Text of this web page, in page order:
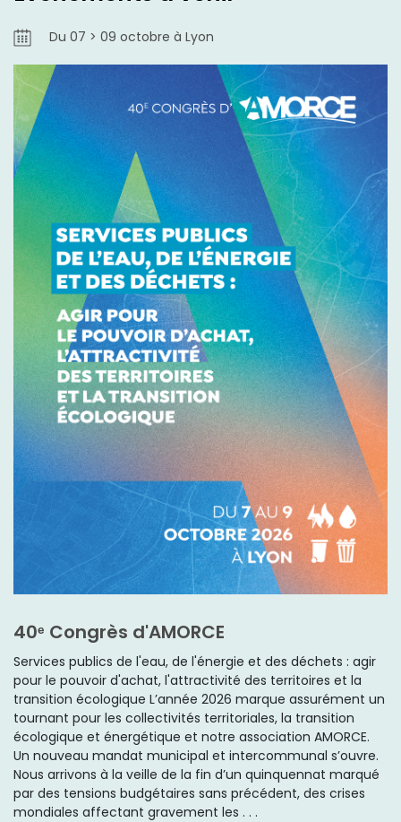
Du 07 > 09 octobre à Lyon
40ᵉ Congrès d'AMORCE
Services publics de l'eau, de l'énergie et des déchets : agir
pour le pouvoir d'achat, l'attractivité des territoires et la
transition écologique L’année 2026 marque assurément un
tournant pour les collectivités territoriales, la transition
écologique et énergétique et notre association AMORCE.
Un nouveau mandat municipal et intercommunal s’ouvre.
Nous arrivons à la veille de la fin d’un quinquennat marqué
par des tensions budgétaires sans précédent, des crises
mondiales affectant gravement les . . .